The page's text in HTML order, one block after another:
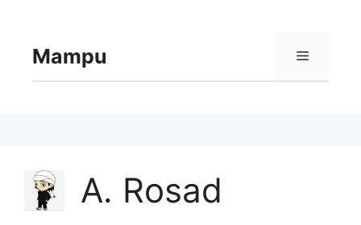
Mampu Menu
A. Rosad